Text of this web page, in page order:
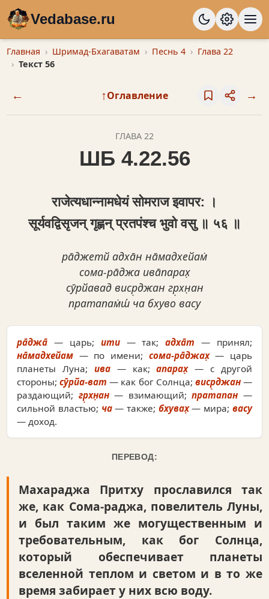
Vedabase.ru
Главная Шримад-Бхагаватам Песнь 4
Глава 22
Текст 56
← ↑Оглавление →
ГЛАВА 22
ШБ 4.22.56
राजेत्यधान्नामधेयं सोमराज इवापर: ।
सूर्यवद्विसृजन् गृह्णन् प्रतपंश्च भुवो वसु ॥ ५६ ॥
ра̄джетй адха̄н на̄мадхейам̇
сома-ра̄джа ива̄парах̣
сӯрйавад виср̣джан гр̣хн̣ан
пратапам̇ш́ ча бхуво васу
ра̄джа̄ — царь; ити— так;адха̄т — принял;
на̄мадхейам — по имени; сома-ра̄джах̣— царь
планеты Луна; ива— как;апарах̣— с другой
стороны;сӯрйа-ват — как бог Солнца; виср̣джан—
раздающий; гр̣хн̣ан— взимающий;пратапан —
сильной властью; ча— также; бхувах̣— мира; васу
— доход.
ПЕРЕВОД:
Махараджа Притху прославился так
же, как Сома-раджа, повелитель Луны,
и был таким же могущественным и
требовательным, как бог Солнца,
который обеспечивает планеты
вселенной теплом и светом и в то же
время забирает у них всю воду.